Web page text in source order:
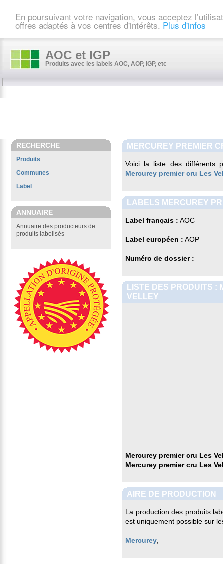
En poursuivant votre navigation, vous acceptez
offres adaptés à vos centres d'intérêts. Plus d'infos
AOC et IGP
Produits avec les labels AOC, AOP, IGP, etc
RECHERCHE
Produits
Communes
Label
ANNUAIRE
Annuaire des producteurs de
produits labelisés
MERCUREY PREMIER
Voici la liste des différents
Mercurey premier cru Les
LABELS MERCUREY
Label français : AOC
Label européen : AOP
Numéro de dossier :
LISTE DES PRODUITS :
VELLEY
Mercurey premier cru Les
Mercurey premier cru Les
AIRE DE PRODUCTION
La production des produits
est uniquement possible sur
Mercurey